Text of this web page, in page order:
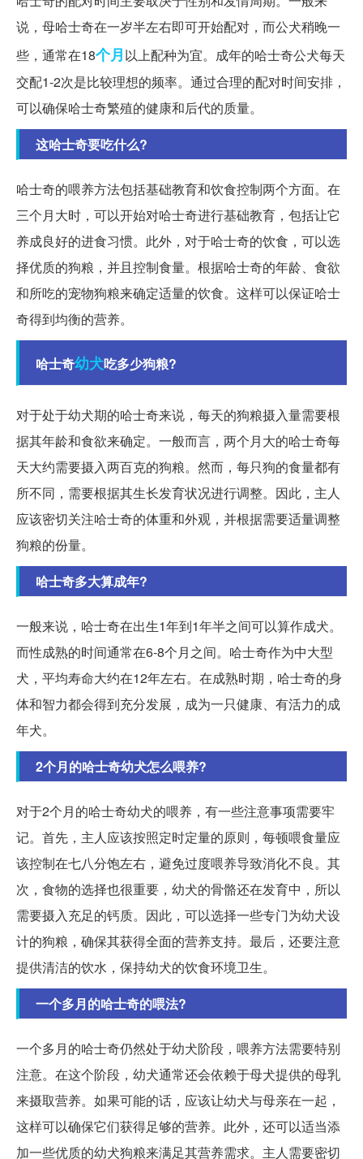
说，母哈士奇在一岁半左右即可开始配对，而公犬稍晚一
些，通常在18个月以上配种为宜。成年的哈士奇公犬每天
交配1-2次是比较理想的频率。通过合理的配对时间安排，
可以确保哈士奇繁殖的健康和后代的质量。
这哈士奇要吃什么?
哈士奇的喂养方法包括基础教育和饮食控制两个方面。在
三个月大时，可以开始对哈士奇进行基础教育，包括让它
养成良好的进食习惯。此外，对于哈士奇的饮食，可以选
择优质的狗粮，并且控制食量。根据哈士奇的年龄、食欲
和所吃的宠物狗粮来确定适量的饮食。这样可以保证哈士
奇得到均衡的营养。
哈士奇幼犬吃多少狗粮?
对于处于幼犬期的哈士奇来说，每天的狗粮摄入量需要根
据其年龄和食欲来确定。一般而言，两个月大的哈士奇每
天大约需要摄入两百克的狗粮。然而，每只狗的食量都有
所不同，需要根据其生长发育状况进行调整。因此，主人
应该密切关注哈士奇的体重和外观，并根据需要适量调整
狗粮的份量。
哈士奇多大算成年?
一般来说，哈士奇在出生1年到1年半之间可以算作成犬。
而性成熟的时间通常在6-8个月之间。哈士奇作为中大型
犬，平均寿命大约在12年左右。在成熟时期，哈士奇的身
体和智力都会得到充分发展，成为一只健康、有活力的成
年犬。
2个月的哈士奇幼犬怎么喂养?
对于2个月的哈士奇幼犬的喂养，有一些注意事项需要牢
记。首先，主人应该按照定时定量的原则，每顿喂食量应
该控制在七八分饱左右，避免过度喂养导致消化不良。其
次，食物的选择也很重要，幼犬的骨骼还在发育中，所以
需要摄入充足的钙质。因此，可以选择一些专门为幼犬设
计的狗粮，确保其获得全面的营养支持。最后，还要注意
提供清洁的饮水，保持幼犬的饮食环境卫生。
一个多月的哈士奇的喂法?
一个多月的哈士奇仍然处于幼犬阶段，喂养方法需要特别
注意。在这个阶段，幼犬通常还会依赖于母犬提供的母乳
来摄取营养。如果可能的话，应该让幼犬与母亲在一起，
这样可以确保它们获得足够的营养。此外，还可以适当添
加一些优质的幼犬狗粮来满足其营养需求。主人需要密切